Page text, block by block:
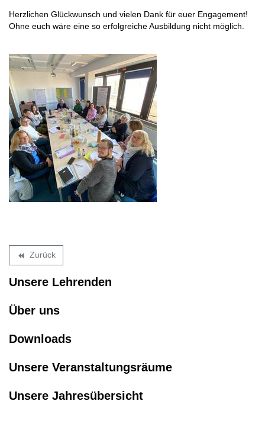
Herzlichen Glückwunsch und vielen Dank für euer Engagement!
Ohne euch wäre eine so erfolgreiche Ausbildung nicht möglich.
backward Zurück
Unsere Lehrenden
Über uns
Downloads
Unsere Veranstaltungsräume
Unsere Jahresübersicht